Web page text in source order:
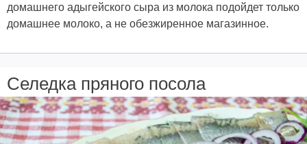
домашнего адыгейского сыра из молока подойдет только
домашнее молоко, а не обезжиренное магазинное.
Селедка пряного посола